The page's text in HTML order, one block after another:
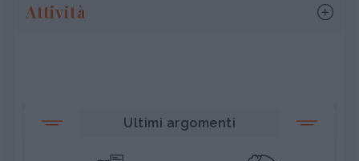
Attività
Ultimi argomenti